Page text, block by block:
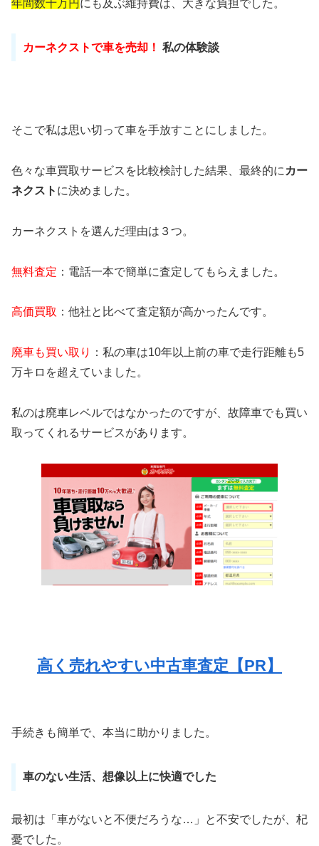
年間数十万円 にも及ぶ維持費は、大きな負担でした。
カーネクストで車を売却！ 私の体験談
そこで私は思い切って車を手放すことにしました。
色々な車買取サービスを比較検討した結果、最終的に カー
ネクスト に決めました。
カーネクストを選んだ理由は３つ。
無料査定 ：電話一本で簡単に査定してもらえました。
高価買取 ：他社と比べて査定額が高かったんです。
廃車も買い取り
：私の車は10年以上前の車で走行距離も5
万キロを超えていました。
私のは廃車レベルではなかったのですが、故障車でも買い
取ってくれるサービスがあります。
高く売れやすい中古車査定【PR】
手続きも簡単で、本当に助かりました。
車のない生活、想像以上に快適でした
最初は「車がないと不便だろうな…」と不安でしたが、杞
憂でした。